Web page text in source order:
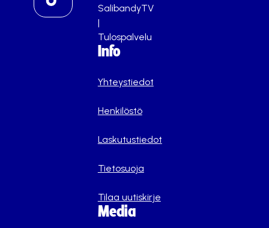
SalibandyTV
|
Tulospalvelu
Info
Yhteystiedot
Henkilöstö
Laskutustiedot
Tietosuoja
Tilaa uutiskirje
Media